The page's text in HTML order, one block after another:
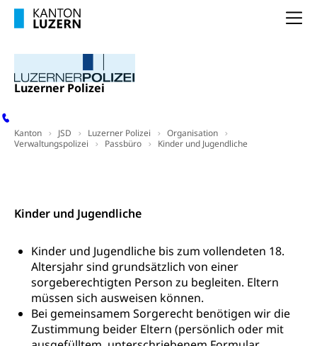
Luzerner Polizei
Kanton JSD Luzerner Polizei
Organisation
Verwaltungspolizei
Passbüro Kinder und Jugendliche
Kinder und Jugendliche
Kinder und Jugendliche bis zum vollendeten 18.
Altersjahr sind grundsätzlich von einer
sorgeberechtigten Person zu begleiten. Eltern
müssen sich ausweisen können.
Bei gemeinsamem Sorgerecht benötigen wir die
Zustimmung beider Eltern (persönlich oder mit
Betreuungsangebote
Freiwilliger Schulsport
Stipendien Hochschule Luzern hslu
swissuniversities (Dachorganisation der Schweizer
Hochschulen)
Universität Luzern
Fachstelle Hochschulbildung
Vorschule
Kindergarten, Kinderkrippe, Krippe, Kinderhort,
Kindertagesstätte, Spielgruppe, Tagesmutter,
Kinderbetreuung
Konsumentenrechte, Produktsicherheit,
Konsumentenorganisation, parallele Einfuhr,
regionale Erschöpfung, nationale Erschöpfung,
internationale Erschöpfung, Preisabsprache, Kartell,
Cassis-deDijon-Prinzip
Lebensmittelkontrolle und
Verbraucherschutz
Krankenversicherung
Unfallversicherung, Berufsunfallversicherung,